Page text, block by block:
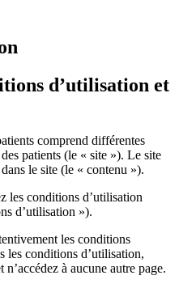
d’utilisation et
comprend différentes
patients (le « site »). Le site
le site (le « contenu »).
les conditions d’utilisation
d’utilisation »).
les conditions
les conditions d’utilisation,
à aucune autre page.